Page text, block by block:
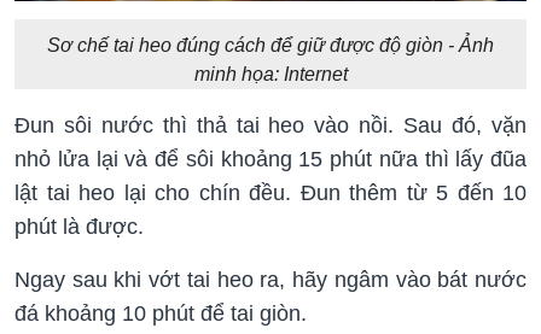
Sơ chế tai heo đúng cách để giữ được độ giòn - Ảnh
minh họa: Internet
Đun sôi nước thì thả tai heo vào nồi. Sau đó, vặn
nhỏ lửa lại và để sôi khoảng 15 phút nữa thì lấy đũa
lật tai heo lại cho chín đều. Đun thêm từ 5 đến 10
phút là được.
Ngay sau khi vớt tai heo ra, hãy ngâm vào bát nước
đá khoảng 10 phút để tai giòn.